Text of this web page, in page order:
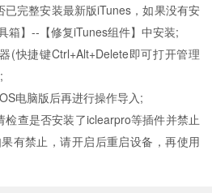
完整安装最新版iTunes，如果没有安
箱】--【修复iTunes组件】中安装;
捷键Ctrl+Alt+Delete即可打开管理
电脑版后再进行操作导入;
查是否安装了iclearpro等插件并禁止
有禁止，请开启后重启设备，再使用